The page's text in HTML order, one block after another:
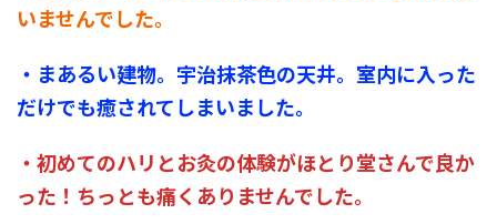
いませんでした。
・まあるい建物。宇治抹茶色の天井。室内に入った
だけでも癒されてしまいました。
・初めてのハリとお灸の体験がほとり堂さんで良か
った！ちっとも痛くありませんでした。